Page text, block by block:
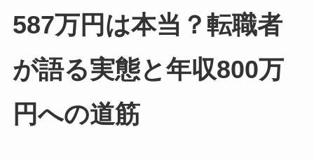
587万円は本当？転職者
が語る実態と年収800万
円への道筋